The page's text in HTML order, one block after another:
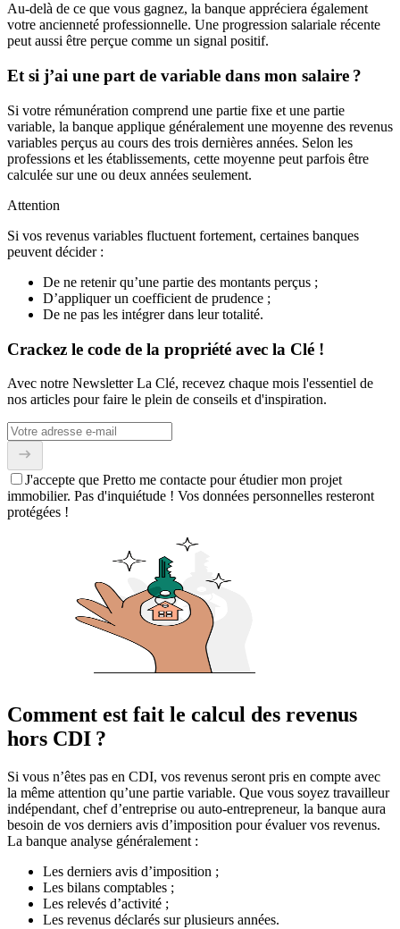
Au-delà de ce que vous gagnez, la banque appréciera également
votre ancienneté professionnelle. Une progression salariale récente
peut aussi être perçue comme un signal positif.
Et si j’ai une part de variable dans mon salaire ?
Si votre rémunération comprend une partie fixe et une partie
variable, la banque applique généralement une moyenne des revenus
variables perçus au cours des trois dernières années. Selon les
professions et les établissements, cette moyenne peut parfois être
calculée sur une ou deux années seulement.
Attention
Si vos revenus variables fluctuent fortement, certaines banques
peuvent décider :
De ne retenir qu’une partie des montants perçus ;
D’appliquer un coefficient de prudence ;
De ne pas les intégrer dans leur totalité.
Crackez le code de la propriété avec la Clé !
Avec notre Newsletter La Clé, recevez chaque mois l'essentiel de
nos articles pour faire le plein de conseils et d'inspiration.
J'accepte que Pretto me contacte pour étudier mon projet
immobilier. Pas d'inquiétude ! Vos données personnelles resteront
protégées !
Comment est fait le calcul des revenus
hors CDI ?
Si vous n’êtes pas en CDI, vos revenus seront pris en compte avec
la même attention qu’une partie variable. Que vous soyez travailleur
indépendant, chef d’entreprise ou auto-entrepreneur, la banque aura
besoin de vos derniers avis d’imposition pour évaluer vos revenus.
La banque analyse généralement :
Les derniers avis d’imposition ;
Les bilans comptables ;
Les relevés d’activité ;
Les revenus déclarés sur plusieurs années.